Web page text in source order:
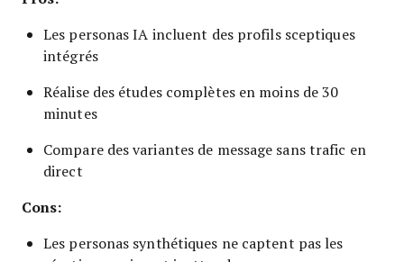
Les personas IA incluent des profils sceptiques
intégrés
Réalise des études complètes en moins de 30
minutes
Compare des variantes de message sans trafic en
direct
Cons:
Les personas synthétiques ne captent pas les